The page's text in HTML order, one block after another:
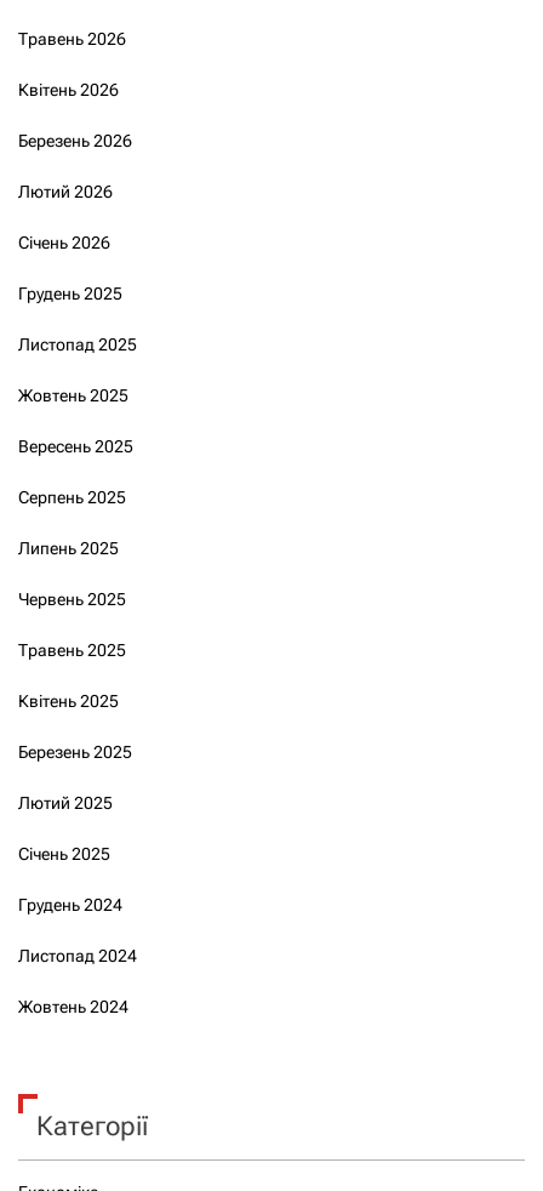
Травень 2026
Квітень 2026
Березень 2026
Лютий 2026
Січень 2026
Грудень 2025
Листопад 2025
Жовтень 2025
Вересень 2025
Серпень 2025
Липень 2025
Червень 2025
Травень 2025
Квітень 2025
Березень 2025
Лютий 2025
Січень 2025
Грудень 2024
Листопад 2024
Жовтень 2024
Категорії